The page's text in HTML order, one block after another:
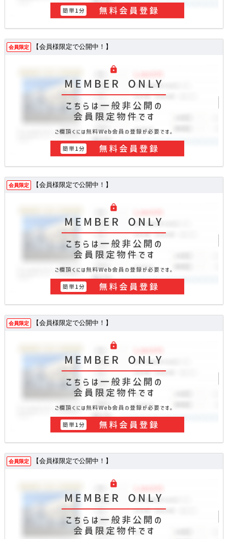
会員限定 【会員様限定で公開中！】
会員限定 【会員様限定で公開中！】
会員限定 【会員様限定で公開中！】
会員限定 【会員様限定で公開中！】